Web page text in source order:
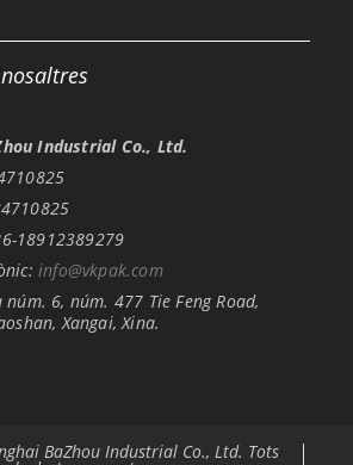
Industrial Co., Ltd.
18912389279
info@vkpak.com
6, núm. 477 Tie Feng Road,
Xangai, Xina.
BaZhou Industrial Co., Ltd. Tots